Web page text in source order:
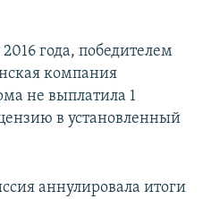
года, победителем
компания
не выплатила 1
в установленный
аннулировала итоги